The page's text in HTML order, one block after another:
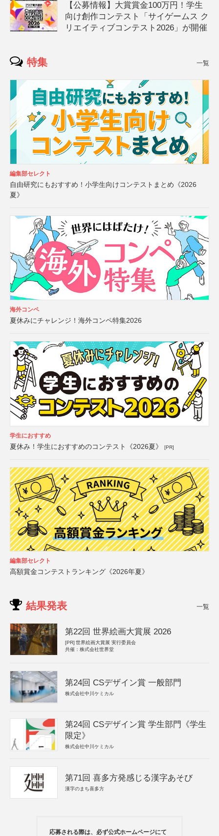
【公募情報】大賞賞金100万円！学生
向け創作コンテスト「サイゲームス ク
リエイティブコンテスト2026」が開催
特集 一覧
編集部セレクト
自由研究にもおすすめ！小学生向けコンテストまとめ《2026
夏》
海外コンペ
夏休みにチャレンジ！海外コンペ特集2026
学生におすすめ
夏休み！学生におすすめのコンテスト《2026夏》 [PR]
編集部セレクト
高額賞金コンテストランキング《2026年夏》
結果発表 一覧
第22回 世界絵画大賞展 2026
[PR] 世界絵画大賞展 実行委員会
共催：株式会社世界堂
第24回 CSデザイン賞 一般部門
株式会社中川ケミカル
第24回 CSデザイン賞 学生部門《学生
限定》
株式会社中川ケミカル
第71回 喜多方発感じる漢字あそび
漢字のまち喜多方
応募される際は、必ず公式ホームページにて